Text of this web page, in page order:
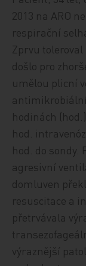
2013 na ARO
respirační
Zprvu toleroval
došlo pro
umělou plicní
antimikrobiální
hodinách
hod.
hod. do sondy.
agresivní
domluven
resuscitace a
přetrvávala
výraznější